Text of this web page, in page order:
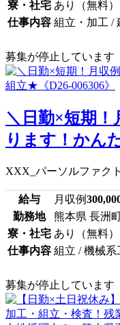
寮・社宅 あり（無料）
仕事内容 組立・加工 /
募集が停止しています
＼日勤×短期！
ります！かん
XXX_パーソルファク
給与 月収例
勤務地
熊本県 長洲
寮・社宅 あり（無料）
仕事内容 組立 / 機械系
募集が停止しています